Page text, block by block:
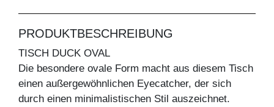
PRODUKTBESCHREIBUNG
TISCH DUCK OVAL
Die besondere ovale Form macht aus diesem Tisch
einen außergewöhnlichen Eyecatcher, der sich
durch einen minimalistischen Stil auszeichnet.